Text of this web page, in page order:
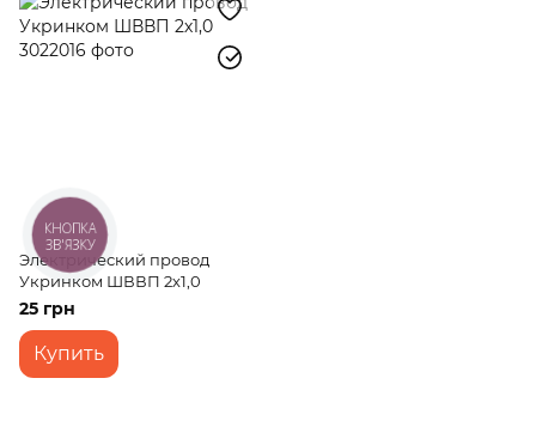
Электрический провод
Укринком ШВВП 2х1,0
25 грн
Купить
КНОПКА
ЗВ'ЯЗКУ